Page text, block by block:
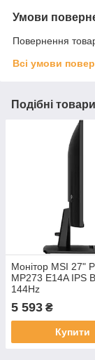
Умови
Повернення
Всі умови
Подібні
Монітор MSI 27"
MP273 E14A IPS
144Hz
5 593 ₴
Купити